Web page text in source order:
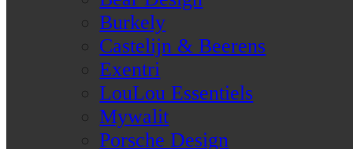
Burkely
Castelijn & Beerens
Exentri
LouLou Essentiels
Mywalit
Porsche Design